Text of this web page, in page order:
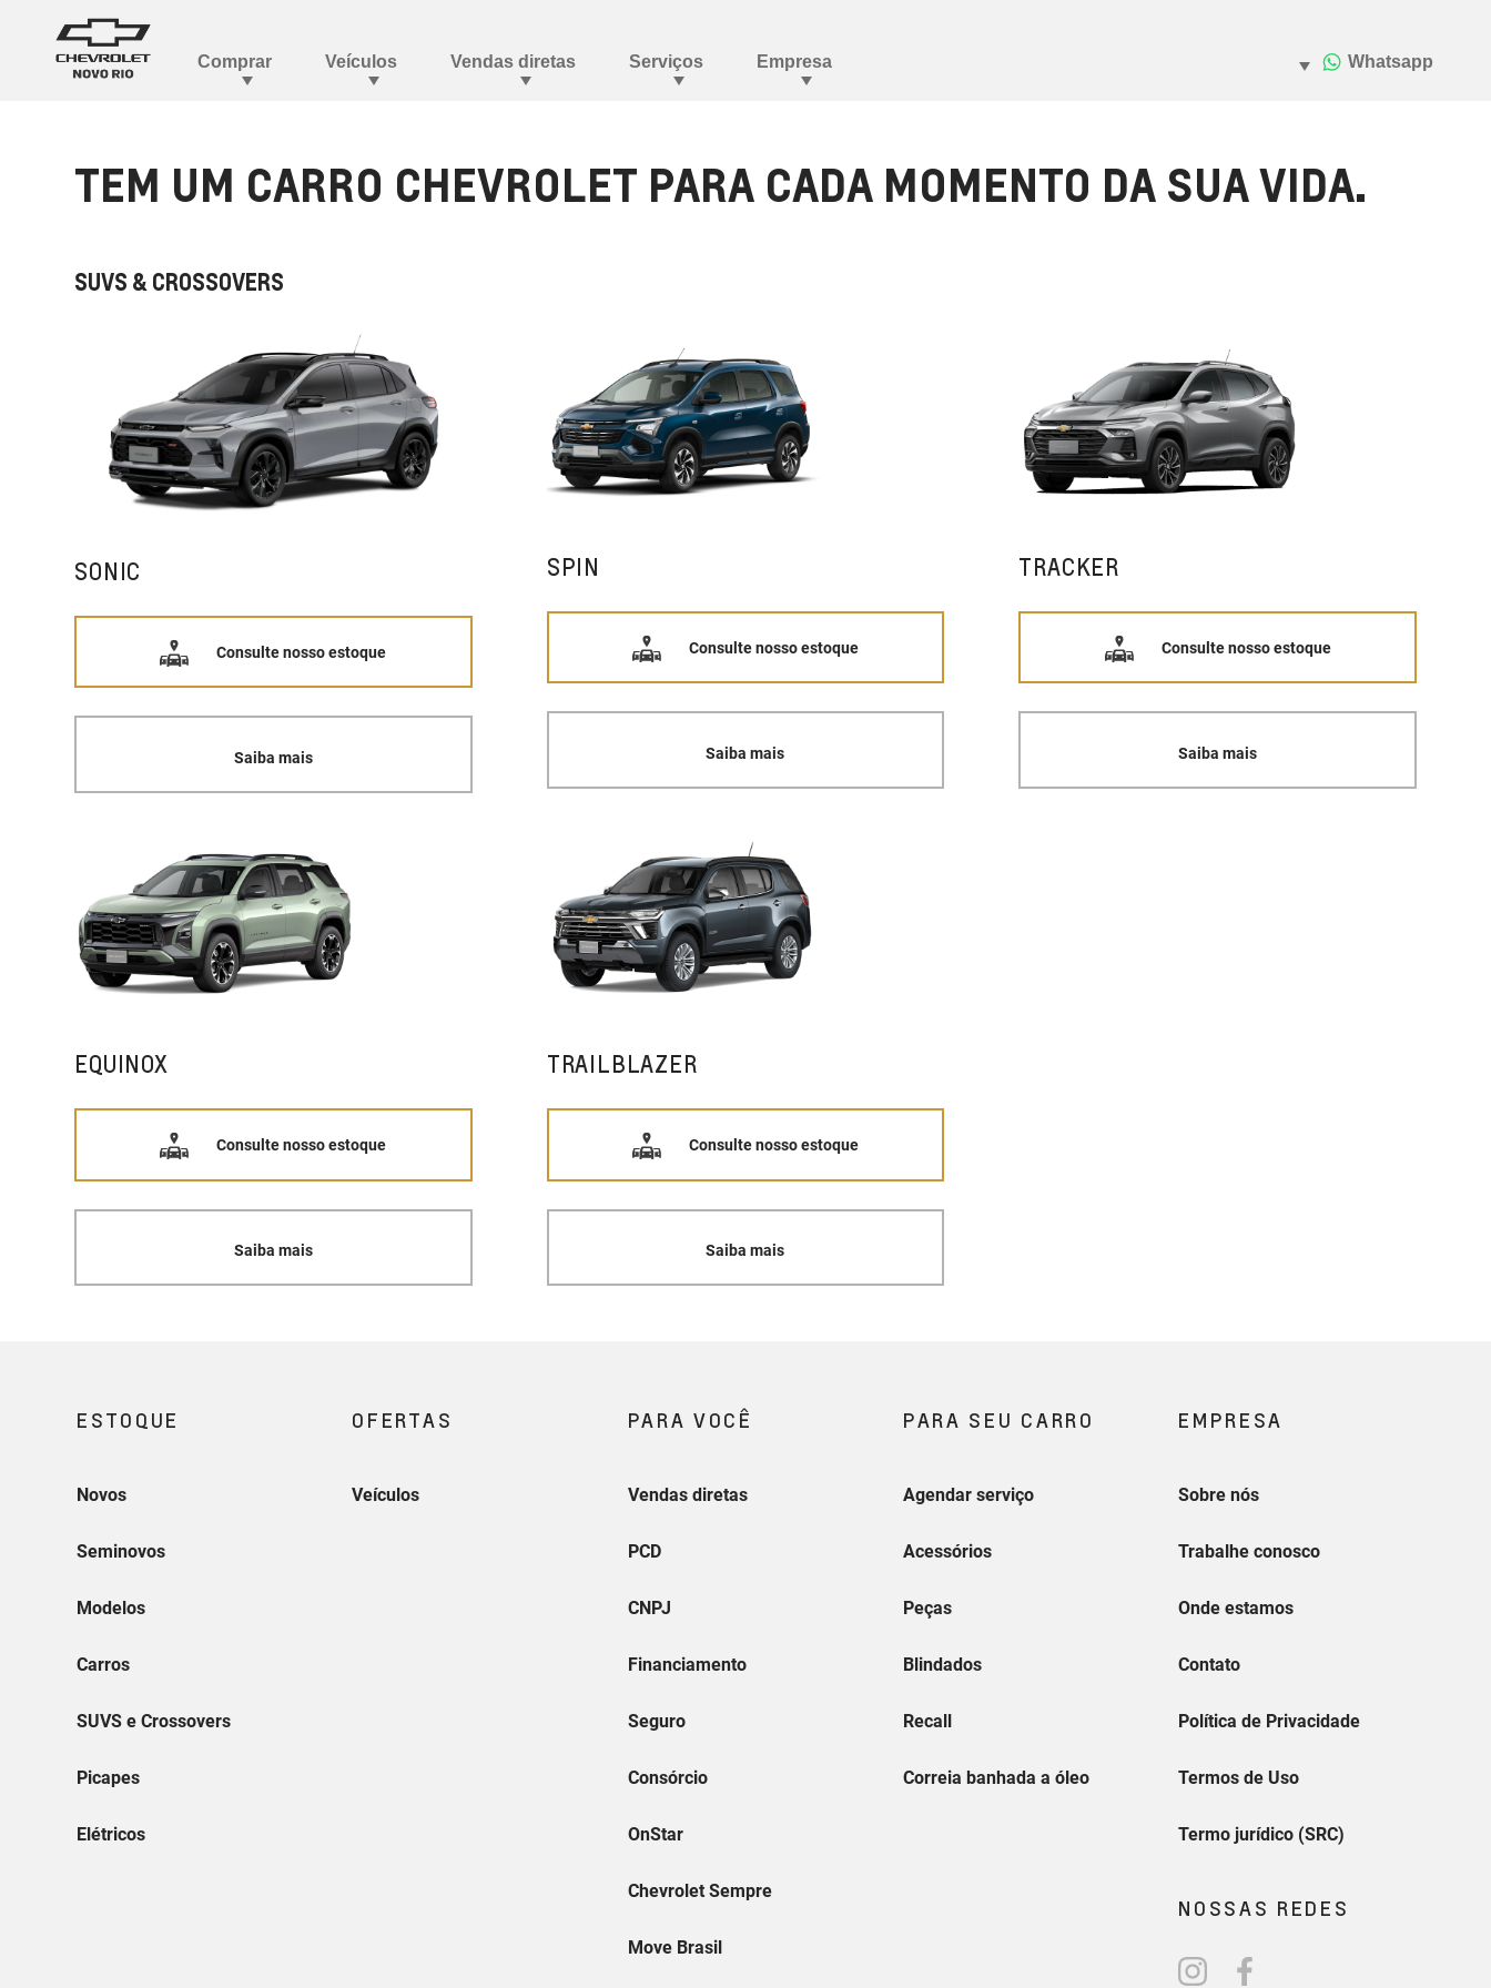
TEM UM CARRO CHEVROLET PARA CADA MOMENTO DA SUA VIDA.
SUVS & CROSSOVERS
SONIC
Consulte nosso estoque
Saiba mais
SPIN
Consulte nosso estoque
Saiba mais
TRACKER
Consulte nosso estoque
Saiba mais
EQUINOX
Consulte nosso estoque
Saiba mais
TRAILBLAZER
Consulte nosso estoque
Saiba mais